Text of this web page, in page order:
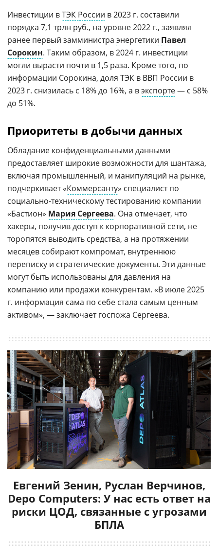
Инвестиции вТЭК России в 2023 г. составили
порядка 7,1 трлн руб., на уровне 2022 г., заявлял
ранее первый замминистра энергетики Павел
Сорокин. Таким образом, в 2024 г. инвестиции
могли вырасти почти в 1,5 раза. Кроме того, по
информации Сорокина, доля ТЭК в ВВП России в
2023 г. снизилась с 18% до 16%, а вэкспорте— с 58%
до 51%.
Приоритеты в добычи данных
Обладание конфиденциальными данными
предоставляет широкие возможности для шантажа,
включая промышленный, и манипуляций на рынке,
подчеркивает «Коммерсанту» специалист по
социально-техническому тестированию компании
«Бастион» Мария Сергеева. Она отмечает, что
хакеры, получив доступ к корпоративной сети, не
торопятся выводить средства, а на протяжении
месяцев собирают компромат, внутреннюю
переписку и стратегические документы. Эти данные
могут быть использованы для давления на
компанию или продажи конкурентам. «В июле 2025
г. информация сама по себе стала самым ценным
активом», — заключает госпожа Сергеева.
Евгений Зенин, Руслан Верчинов,
Depo Computers: У нас есть ответ на
риски ЦОД, связанные с угрозами
БПЛА